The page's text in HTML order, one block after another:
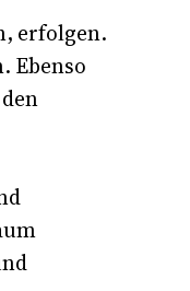
erfolgen.
Ebenso